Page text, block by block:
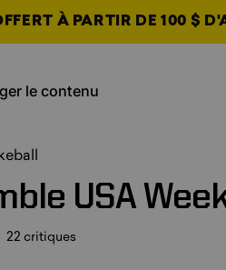
À PARTIR DE 100 $
le contenu
USA
22 critiques22 Critiques totales
un nouvel onglet
un nouvel onglet
un nouvel onglet